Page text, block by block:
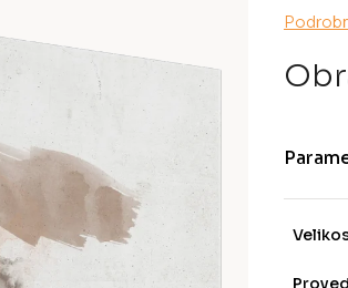
produktu
je
5